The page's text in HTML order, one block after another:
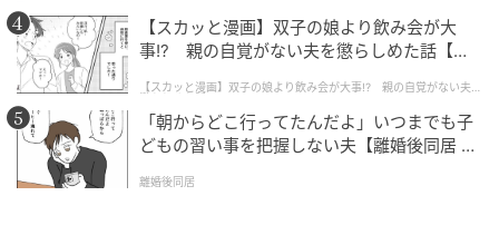
【スカッと漫画】双子の娘より飲み会が大
事!? 親の自覚がない夫を懲らしめた話【第1
【スカッと漫画】双子の娘より飲み会が大事!? 親の自覚がない夫を
懲らしめた話
「朝からどこ行ってたんだよ」いつまでも子
どもの習い事を把握しない夫【離婚後同居 Vo
離婚後同居